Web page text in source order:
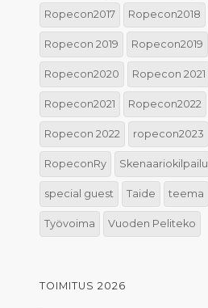
Ropecon2017 Ropecon2018
Ropecon 2019 Ropecon2019
Ropecon2020 Ropecon 2021
Ropecon2021 Ropecon2022
Ropecon 2022 ropecon2023
RopeconRy Skenaariokilpailu
special guest Taide teema
Työvoima Vuoden Peliteko
TOIMITUS 2026